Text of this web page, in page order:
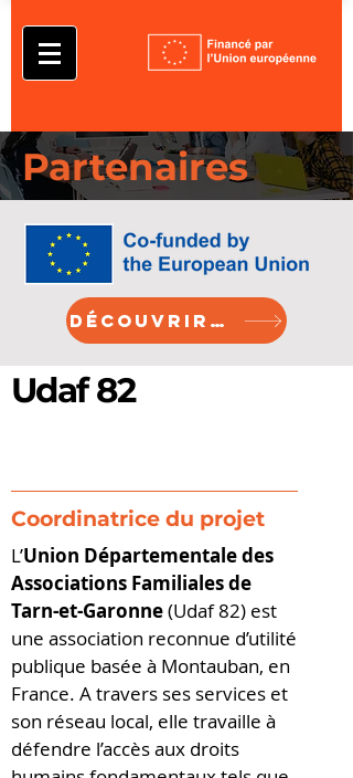
Partenaires
Découvrir Erasmus+
Udaf 82
Coordinatrice du projet
L’Union Départementale des
Associations Familiales de
Tarn-et-Garonne(Udaf 82) est
une association reconnue d’utilité
publique basée à Montauban, en
France. A travers ses services et
son réseau local, elle travaille à
défendre l’accès aux droits